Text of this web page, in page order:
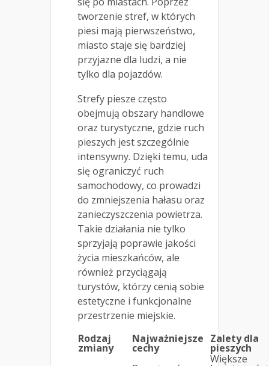
tworzenie stref, w których
piesi mają pierwszeństwo,
miasto staje się bardziej
przyjazne dla ludzi, a nie
tylko dla pojazdów.
Strefy piesze często
obejmują obszary handlowe
oraz turystyczne, gdzie ruch
pieszych jest szczególnie
intensywny. Dzięki temu, uda
się ograniczyć ruch
samochodowy, co prowadzi
do zmniejszenia hałasu oraz
zanieczyszczenia powietrza.
Takie działania nie tylko
sprzyjają poprawie jakości
życia mieszkańców, ale
również przyciągają
turystów, którzy cenią sobie
estetyczne i funkcjonalne
przestrzenie miejskie.
Rodzaj
zmiany
Najważniejsze
cechy
Zalety dla
pieszych
Większe